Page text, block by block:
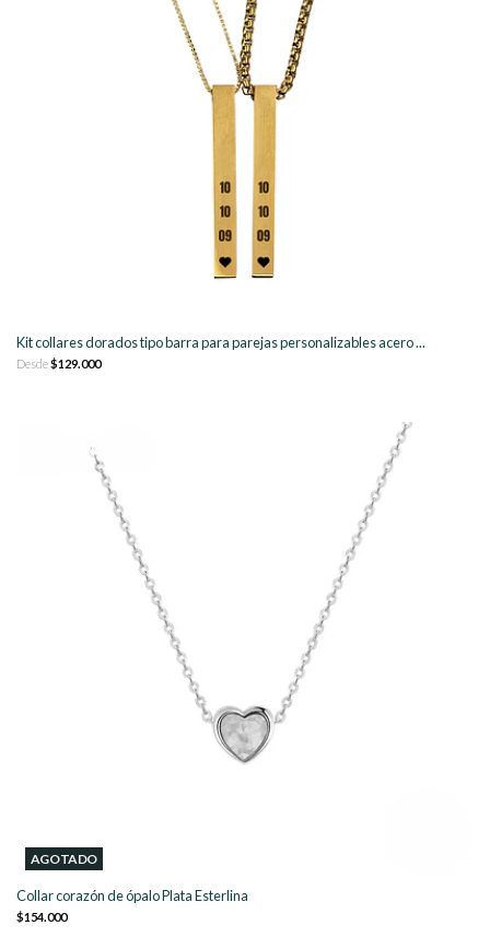
Kit collares dorados tipo barra para parejas personalizables acero ...
Desde$129.000
AGOTADO
Collar corazón de ópalo Plata Esterlina
$154.000